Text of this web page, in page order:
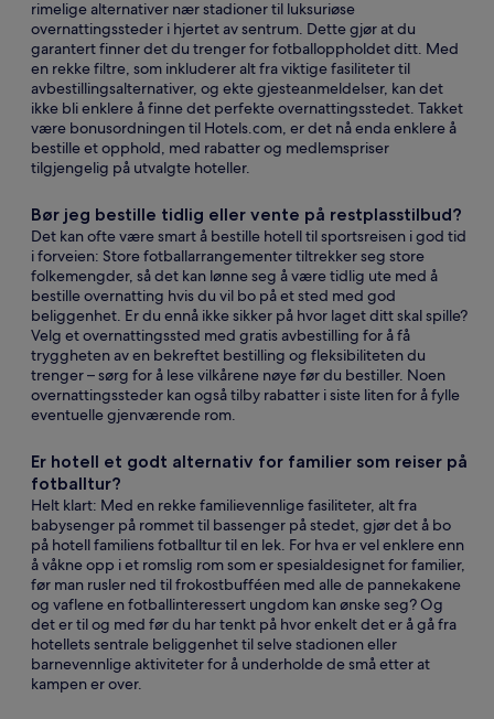
rimelige alternativer nær stadioner til luksuriøse
overnattingssteder i hjertet av sentrum. Dette gjør at du
garantert finner det du trenger for fotballoppholdet ditt. Med
en rekke filtre, som inkluderer alt fra viktige fasiliteter til
avbestillingsalternativer, og ekte gjesteanmeldelser, kan det
ikke bli enklere å finne det perfekte overnattingsstedet. Takket
være bonusordningen til Hotels.com, er det nå enda enklere å
bestille et opphold, med rabatter og medlemspriser
tilgjengelig på utvalgte hoteller.
Bør jeg bestille tidlig eller vente på restplasstilbud?
Det kan ofte være smart å bestille hotell til sportsreisen i god tid
i forveien: Store fotballarrangementer tiltrekker seg store
folkemengder, så det kan lønne seg å være tidlig ute med å
bestille overnatting hvis du vil bo på et sted med god
beliggenhet. Er du ennå ikke sikker på hvor laget ditt skal spille?
Velg et overnattingssted med gratis avbestilling for å få
tryggheten av en bekreftet bestilling og fleksibiliteten du
trenger – sørg for å lese vilkårene nøye før du bestiller. Noen
overnattingssteder kan også tilby rabatter i siste liten for å fylle
eventuelle gjenværende rom.
Er hotell et godt alternativ for familier som reiser på
fotballtur?
Helt klart: Med en rekke familievennlige fasiliteter, alt fra
babysenger på rommet til bassenger på stedet, gjør det å bo
på hotell familiens fotballtur til en lek. For hva er vel enklere enn
å våkne opp i et romslig rom som er spesialdesignet for familier,
før man rusler ned til frokostbufféen med alle de pannekakene
og vaflene en fotballinteressert ungdom kan ønske seg? Og
det er til og med før du har tenkt på hvor enkelt det er å gå fra
hotellets sentrale beliggenhet til selve stadionen eller
barnevennlige aktiviteter for å underholde de små etter at
kampen er over.